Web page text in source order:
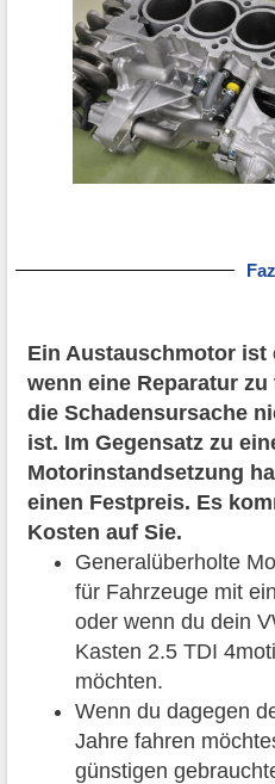
Ein Austauschmotor ist
wenn eine Reparatur
die Schadensursache
ist. Im Gegensatz zu
Motorinstandsetzung
einen Festpreis. Es
Kosten auf Sie.
Generalüberholte
für Fahrzeuge mit
oder wenn du dein
Kasten 2.5 TDI
möchten.
Wenn du dagegen
Jahre fahren
günstigen